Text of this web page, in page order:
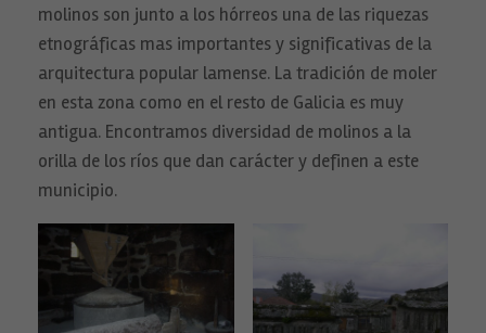
molinos son junto a los hórreos una de las riquezas
etnográficas mas importantes y significativas de la
arquitectura popular lamense. La tradición de moler
en esta zona como en el resto de Galicia es muy
antigua. Encontramos diversidad de molinos a la
orilla de los ríos que dan carácter y definen a este
municipio.